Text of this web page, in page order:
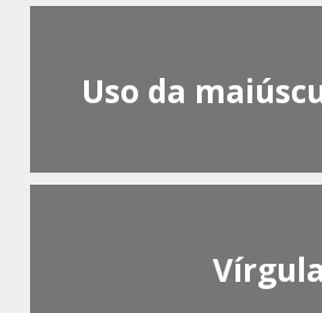
Uso da
Vírgula